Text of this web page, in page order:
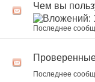
Чем вы
Последнее
Последнее